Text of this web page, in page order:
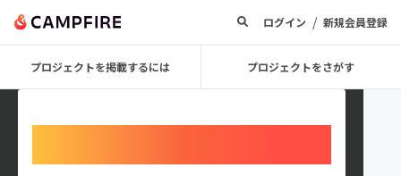
ログイン / 新規会員登録
プロジェクトを掲載するには プロジェクトをさがす